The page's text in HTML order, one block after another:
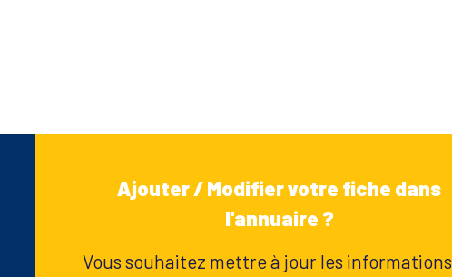
Ajouter / Modifier votre fiche dans
l'annuaire ?
Vous souhaitez mettre à jour les